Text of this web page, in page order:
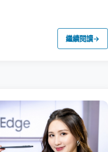
繼續閱讀→